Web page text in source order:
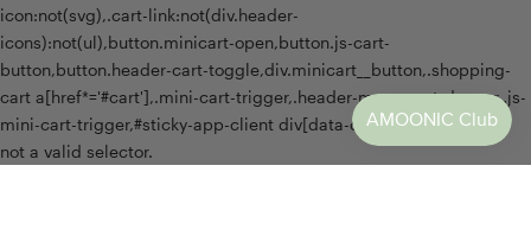
icon:not(svg),.cart-link:not(div.header-
icons):not(ul),button.minicart-open,button.js-cart-
button,button.header-cart-toggle,div.minicart__button,.shopping-
cart a[href*='#cart'],.mini-cart-trigger,.header-menu-cart-drawer,.js-
mini-cart-trigger,#sticky-app-client div[data-cl='sticky-button']' is
not a valid selector.